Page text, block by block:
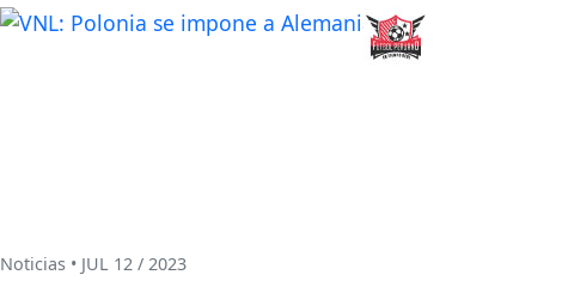
Noticias • JUL 12 / 2023